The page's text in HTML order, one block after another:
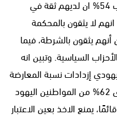
المتدينين و65% من المستوطنين. وأجاب 54% ان لديهم ثقة في
بشكل واضح انهم لا يثقون بالمحكمة
من المشاركين أنهم يثقون بالشرطة، فيما
السياسية. وتبين انه
إزدادات نسبة المعارضة
لتساوي الحقوق بين العرب واليهود. ويرى 62% من المواطنين اليهود
يمنع الاخذ بعين الاعتبار